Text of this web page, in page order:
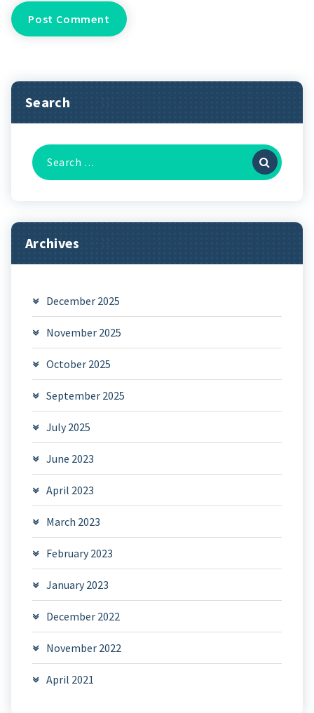
Search
Search
for:
Archives
December 2025
November 2025
October 2025
September 2025
July 2025
June 2023
April 2023
March 2023
February 2023
January 2023
December 2022
November 2022
April 2021